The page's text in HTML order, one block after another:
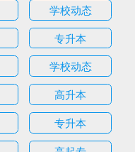
学校动态
专升本
学校动态
高升本
专升本